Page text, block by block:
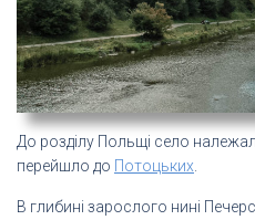
До розділу Польщі село
перейшло до Потоцьких
В глибині зарослого нині